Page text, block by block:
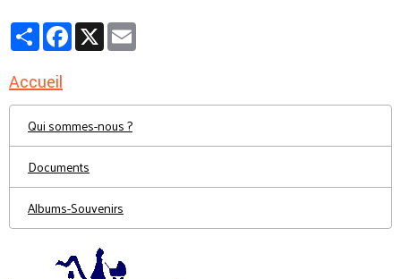
PartagerFacebook
X
Accueil
Qui sommes-nous ?
Documents
Albums-Souvenirs